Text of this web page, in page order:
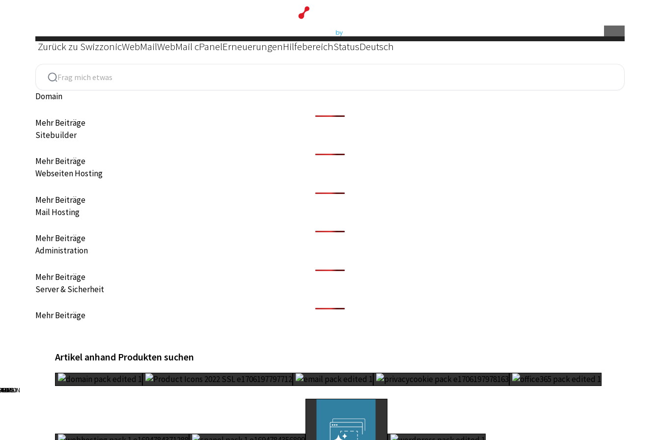
Zurück zu SwizzonicWebMailWebMail cPanelErneuerungenHilfebereichStatusDeutsch
Domain
Mehr Beiträge
Sitebuilder
Mehr Beiträge
Webseiten Hosting
Mehr Beiträge
Mail Hosting
Mehr Beiträge
Administration
Mehr Beiträge
Server & Sicherheit
Mehr Beiträge
Artikel anhand Produkten suchen
365